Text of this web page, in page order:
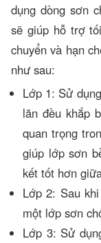
dụng dòng sơn
sẽ giúp hỗ trợ
chuyển và hạn
như sau:
Lớp 1: Sử
lăn đều khắp
quan trọng
giúp lớp sơn
kết tốt hơn
Lớp 2: Sau
một lớp sơn
Lớp 3: Sử